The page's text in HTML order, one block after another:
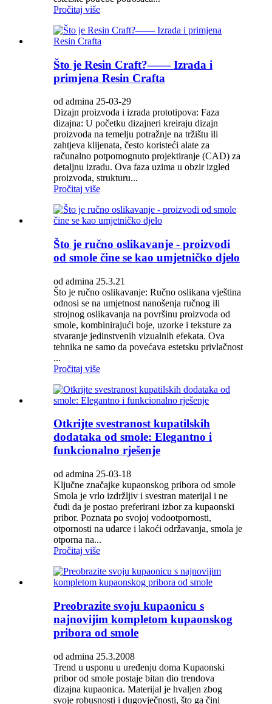
Pročitaj više
Što je Resin Craft?—— Izrada i
primjena Resin Crafta
od admina 25-03-29
Dizajn proizvoda i izrada prototipova: Faza
dizajna: U početku dizajneri kreiraju dizajn
proizvoda na temelju potražnje na tržištu ili
zahtjeva klijenata, često koristeći alate za
računalno potpomognuto projektiranje (CAD) za
detaljnu izradu. Ova faza uzima u obzir izgled
proizvoda, strukturu...
Pročitaj više
Što je ručno oslikavanje - proizvodi
od smole čine se kao umjetničko djelo
od admina 25.3.21
Što je ručno oslikavanje: Ručno oslikana vještina
odnosi se na umjetnost nanošenja ručnog ili
strojnog oslikavanja na površinu proizvoda od
smole, kombinirajući boje, uzorke i teksture za
stvaranje jedinstvenih vizualnih efekata. Ova
tehnika ne samo da povećava estetsku privlačnost
...
Pročitaj više
Otkrijte svestranost kupatilskih
dodataka od smole: Elegantno i
funkcionalno rješenje
od admina 25-03-18
Ključne značajke kupaonskog pribora od smole
Smola je vrlo izdržljiv i svestran materijal i ne
čudi da je postao preferirani izbor za kupaonski
pribor. Poznata po svojoj vodootpornosti,
otpornosti na udarce i lakoći održavanja, smola je
otporna na...
Pročitaj više
Preobrazite svoju kupaonicu s
najnovijim kompletom kupaonskog
pribora od smole
od admina 25.3.2008
Trend u usponu u uređenju doma Kupaonski
pribor od smole postaje bitan dio trendova
dizajna kupaonica. Materijal je hvaljen zbog
svoje robusnosti i dugovječnosti, što ga čini